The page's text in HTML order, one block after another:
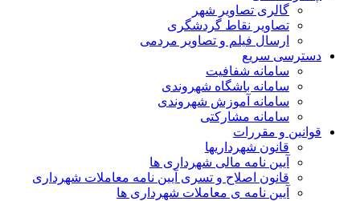
گالری تصاویر شهر
تصاویر نقاط گردشگری
ارسال فیلم و تصاویر مردمی
دسترسی سریع
سامانه شفافیت
سامانه باشگاه شهروندی
سامانه آموزش شهروندی
سامانه مشارکتی
قوانین و مقررات
قانون شهرداریها
آیین نامه مالی شهرداری ها
قانون اصلاح و تسری آیین نامه معاملات شهرداری
آیین نامه ی معاملات شهرداری ها